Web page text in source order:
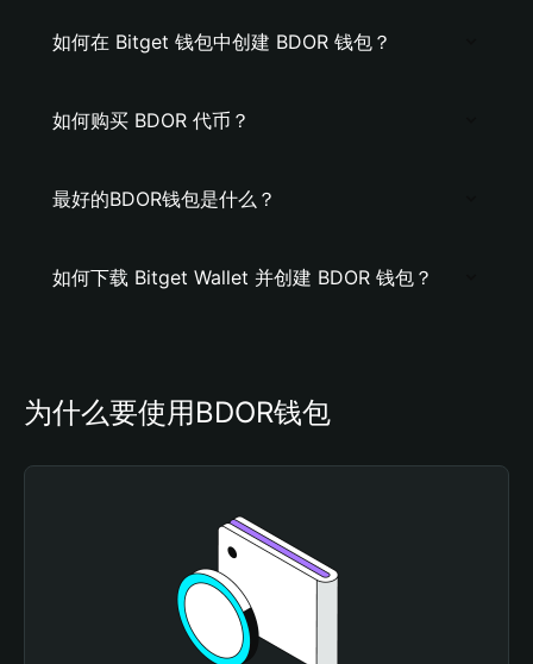
如何在 Bitget 钱包中创建 BDOR 钱包？
如何购买 BDOR 代币？
最好的BDOR钱包是什么？
如何下载 Bitget Wallet 并创建 BDOR 钱包？
为什么要使用BDOR钱包